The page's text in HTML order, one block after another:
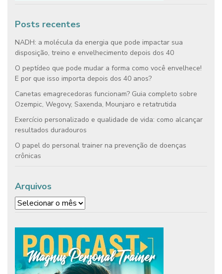
Posts recentes
NADH: a molécula da energia que pode impactar sua
disposição, treino e envelhecimento depois dos 40
O peptídeo que pode mudar a forma como você envelhece!
E por que isso importa depois dos 40 anos?
Canetas emagrecedoras funcionam? Guia completo sobre
Ozempic, Wegovy, Saxenda, Mounjaro e retatrutida
Exercício personalizado e qualidade de vida: como alcançar
resultados duradouros
O papel do personal trainer na prevenção de doenças
crônicas
Arquivos
Arquivos